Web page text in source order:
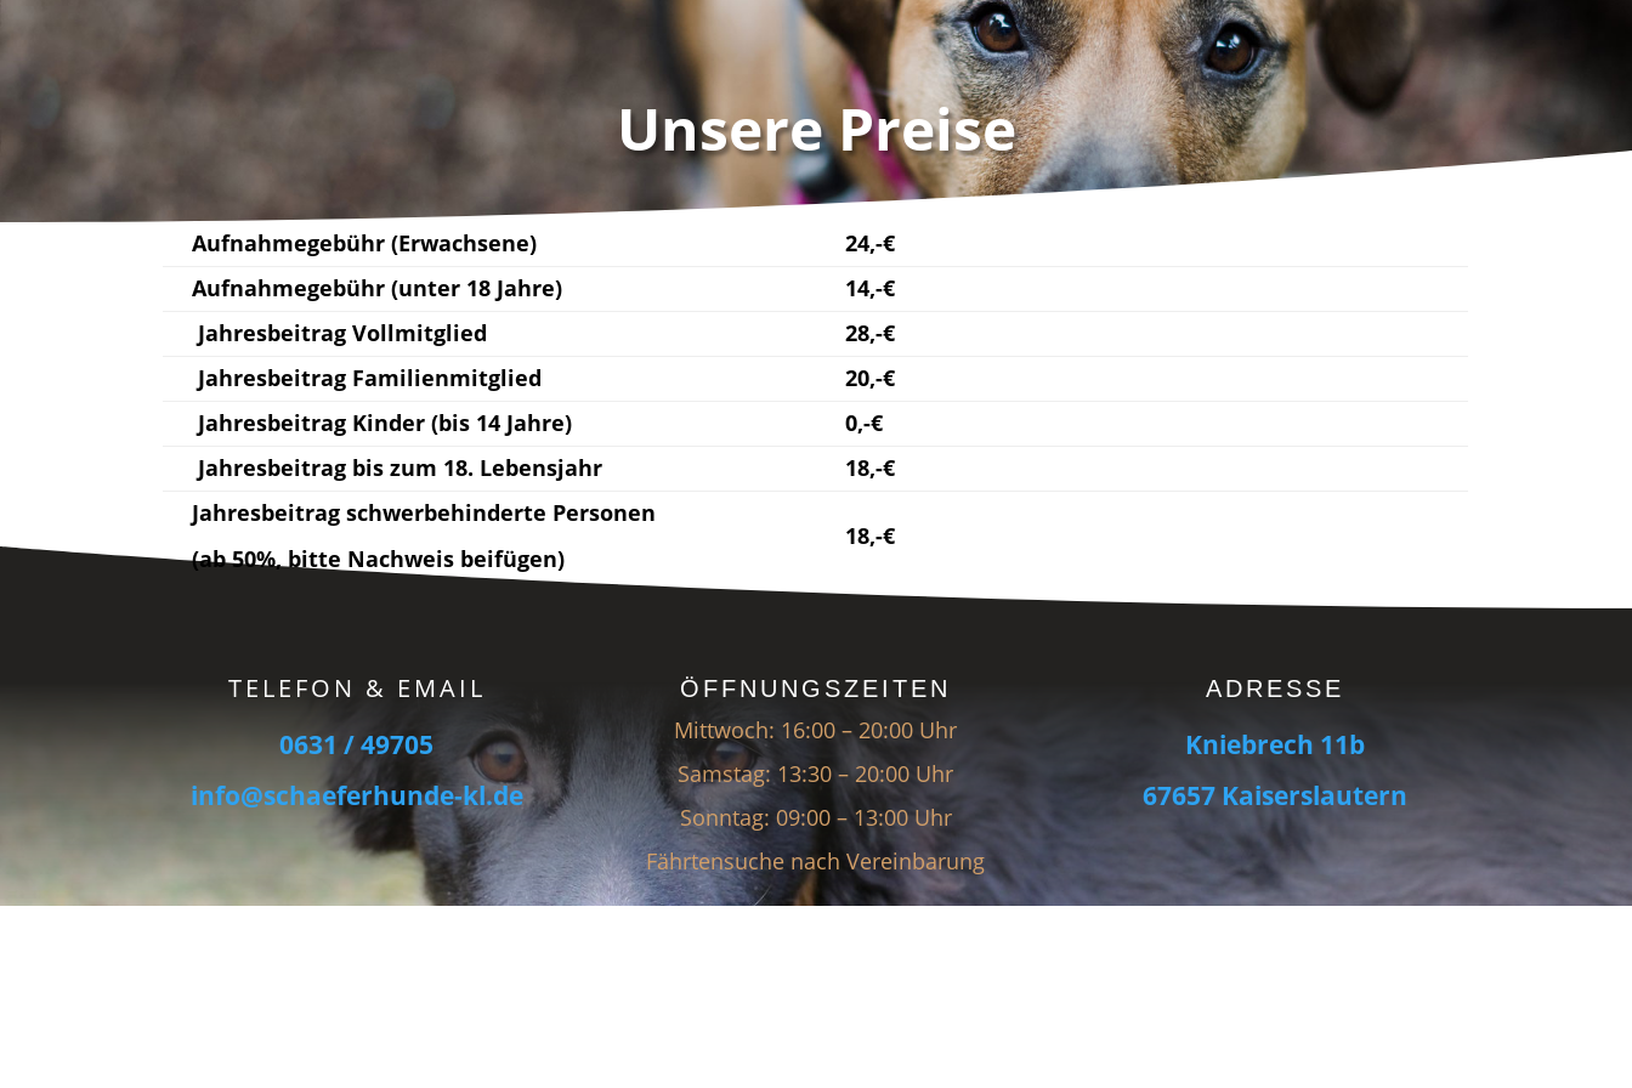
Unsere Preise
Aufnahmegebühr (Erwachsene)
24,-€
Aufnahmegebühr (unter 18 Jahre)
14,-€
Jahresbeitrag Vollmitglied
28,-€
Jahresbeitrag Familienmitglied
20,-€
Jahresbeitrag Kinder (bis 14 Jahre)
0,-€
Jahresbeitrag bis zum 18. Lebensjahr
18,-€
Jahresbeitrag schwerbehinderte Personen
(ab 50%, bitte Nachweis beifügen)
18,-€
TELEFON & EMAIL
0631 / 49705
info@schaeferhunde-kl.de
ÖFFNUNGSZEITEN
Mittwoch: 16:00 – 20:00 Uhr
Samstag: 13:30 – 20:00 Uhr
Sonntag: 09:00 – 13:00 Uhr
Fährtensuche nach Vereinbarung
ADRESSE
Kniebrech 11b
67657 Kaiserslautern